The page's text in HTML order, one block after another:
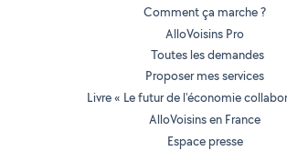
Comment ça marche ?
AlloVoisins Pro
Toutes les demandes
Proposer mes services
Livre « Le futur de l'économie
AlloVoisins en France
Espace presse